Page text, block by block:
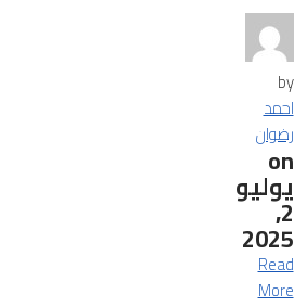
by
احمد
رضوان
on
يوليو
2,
2025
Read
More